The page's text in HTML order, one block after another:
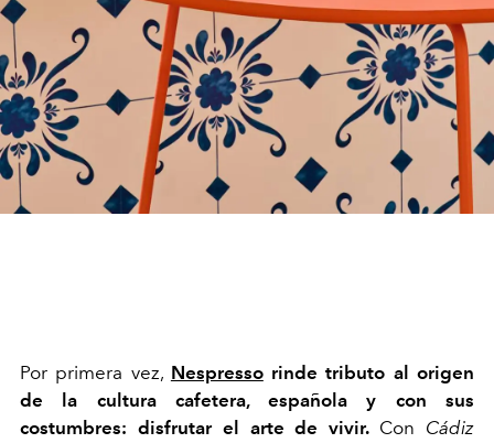
Por primera vez, Nespressorinde tributo al origen
de la cultura cafetera, española y con sus
costumbres: disfrutar el arte de vivir. Con Cádiz